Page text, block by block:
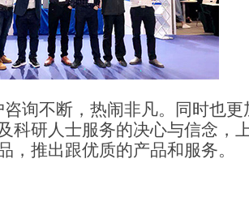
咨询不断，热闹非凡。同时也
科研人士服务的决心与信念，
，推出跟优质的产品和服务。